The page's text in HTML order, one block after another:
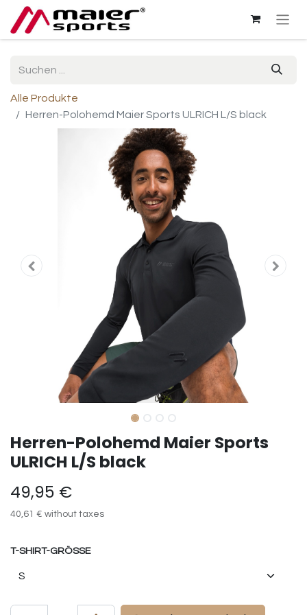
Alle Produkte
Herren-Polohemd Maier Sports ULRICH L/S black
Herren-Polohemd Maier Sports
ULRICH L/S black
49,95 €
40,61 € without taxes
T-SHIRT-GRÖSSE